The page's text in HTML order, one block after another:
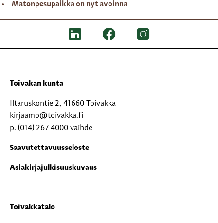
Matonpesupaikka on nyt avoinna
Toivakan kunta
Iltaruskontie 2, 41660 Toivakka
kirjaamo@toivakka.fi
p. (014) 267 4000 vaihde
Saavutettavuusseloste
Asiakirjajulkisuuskuvaus
Toivakkatalo